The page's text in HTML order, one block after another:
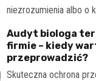
niezrozumienia albo o
Audyt biologa
firmie – kiedy
przeprowadzić?
Skuteczna ochrona